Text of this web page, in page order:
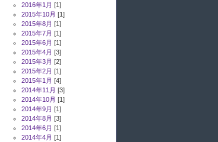
2016年1月 [1]
2015年10月 [1]
2015年8月 [1]
2015年7月 [1]
2015年6月 [1]
2015年4月 [3]
2015年3月 [2]
2015年2月 [1]
2015年1月 [4]
2014年11月 [3]
2014年10月 [1]
2014年9月 [1]
2014年8月 [3]
2014年6月 [1]
2014年4月 [1]